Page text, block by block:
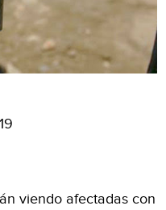
viendo afectadas con